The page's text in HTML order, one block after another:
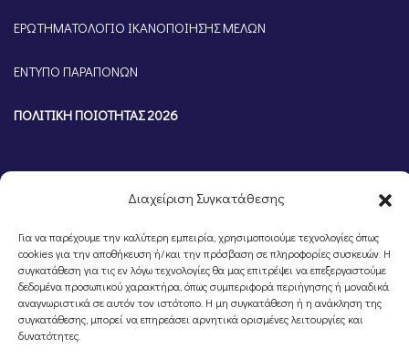
Διαχείριση Συγκατάθεσης
Για να παρέχουμε την καλύτερη εμπειρία, χρησιμοποιούμε τεχνολογίες όπως
cookies για την αποθήκευση ή/και την πρόσβαση σε πληροφορίες συσκευών. Η
συγκατάθεση για τις εν λόγω τεχνολογίες θα μας επιτρέψει να επεξεργαστούμε
δεδομένα προσωπικού χαρακτήρα, όπως συμπεριφορά περιήγησης ή μοναδικά
αναγνωριστικά σε αυτόν τον ιστότοπο. Η μη συγκατάθεση ή η ανάκληση της
συγκατάθεσης, μπορεί να επηρεάσει αρνητικά ορισμένες λειτουργίες και
δυνατότητες.
ΕΡΩΤΗΜΑΤΟΛΟΓΙΟ ΙΚΑΝΟΠΟΙΗΣΗΣ ΜΕΛΩΝ
ΕΝΤΥΠΟ ΠΑΡΑΠΟΝΩΝ
ΠΟΛΙΤΙΚΗ ΠΟΙΟΤΗΤΑΣ 2026
©Portal Επιμελητηρίου Ημαθίας, Powered byKnowledge A.E.